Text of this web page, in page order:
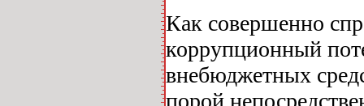
Как совершенно
коррупционный
внебюджетных
порой